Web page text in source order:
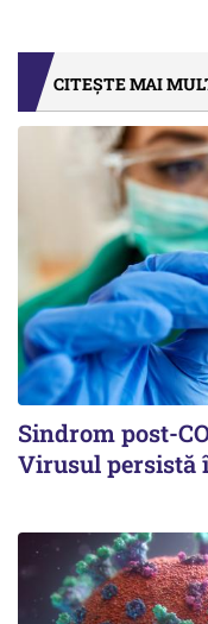
CITEȘTE MAI
Sindrom post-
Virusul persistă